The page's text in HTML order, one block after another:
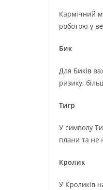
Кармічний
роботою у
Бик
Для Биків
ризику,
Тигр
У символу
плани та не
Кролик
У Кроликів